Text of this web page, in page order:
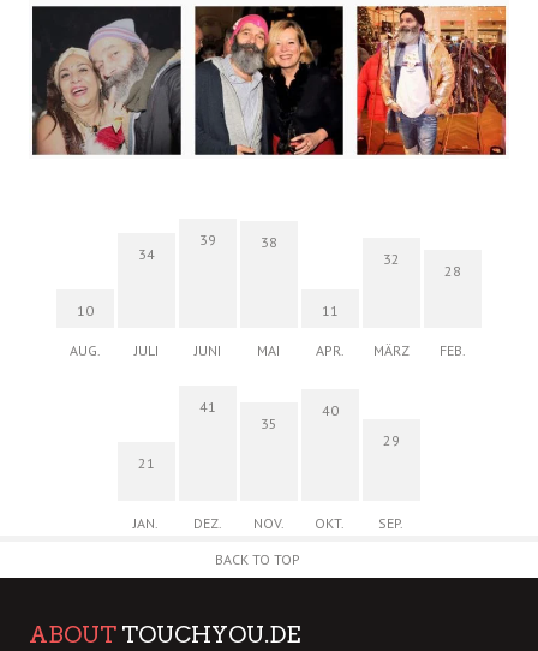
10
AUG.
34
JULI
39
JUNI
38
MAI
11
APR.
32
MÄRZ
28
FEB.
21
JAN.
41
DEZ.
35
NOV.
40
OKT.
29
SEP.
BACK TO TOP
ABOUT TOUCHYOU.DE